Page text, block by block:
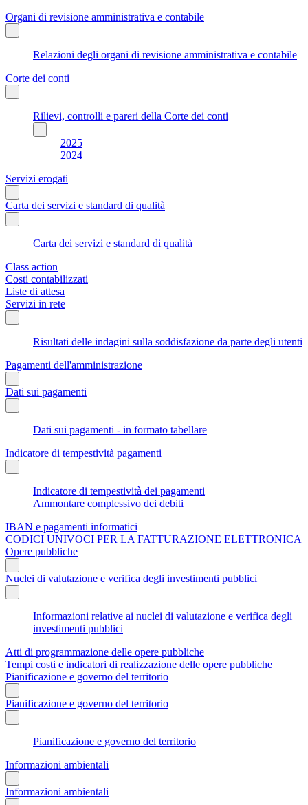
Organi di revisione amministrativa e contabile
Relazioni degli organi di revisione amministrativa e contabile
Corte dei conti
Rilievi, controlli e pareri della Corte dei conti
2025
2024
Servizi erogati
Carta dei servizi e standard di qualità
Carta dei servizi e standard di qualità
Class action
Costi contabilizzati
Liste di attesa
Servizi in rete
Risultati delle indagini sulla soddisfazione da parte degli utenti
Pagamenti dell'amministrazione
Dati sui pagamenti
Dati sui pagamenti - in formato tabellare
Indicatore di tempestività pagamenti
Indicatore di tempestività dei pagamenti
Ammontare complessivo dei debiti
IBAN e pagamenti informatici
CODICI UNIVOCI PER LA FATTURAZIONE ELETTRONICA
Opere pubbliche
Nuclei di valutazione e verifica degli investimenti pubblici
Informazioni relative ai nuclei di valutazione e verifica degli
investimenti pubblici
Atti di programmazione delle opere pubbliche
Tempi costi e indicatori di realizzazione delle opere pubbliche
Pianificazione e governo del territorio
Pianificazione e governo del territorio
Pianificazione e governo del territorio
Informazioni ambientali
Informazioni ambientali